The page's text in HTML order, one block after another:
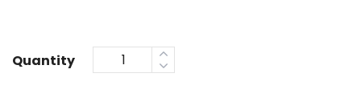
Quantity